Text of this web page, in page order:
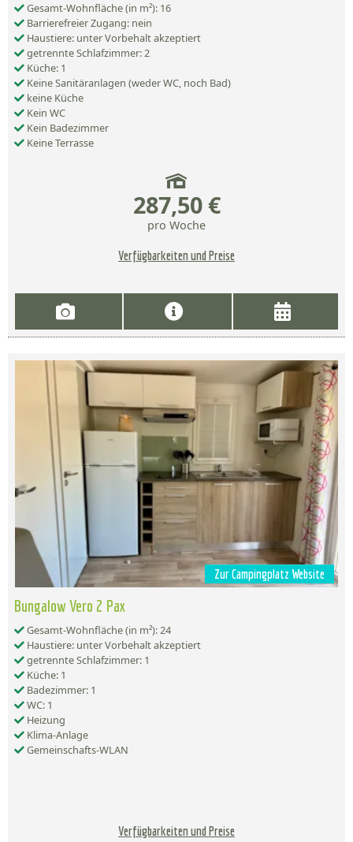
Gesamt-Wohnfläche (in m²): 16
Barrierefreier Zugang: nein
Haustiere: unter Vorbehalt akzeptiert
getrennte Schlafzimmer: 2
Küche: 1
Keine Sanitäranlagen (weder WC, noch Bad)
keine Küche
Kein WC
Kein Badezimmer
Keine Terrasse
287,50 €
pro Woche
Verfügbarkeiten und Preise
Zur Campingplatz Website
Bungalow Vero 2 Pax
Gesamt-Wohnfläche (in m²): 24
Haustiere: unter Vorbehalt akzeptiert
getrennte Schlafzimmer: 1
Küche: 1
Badezimmer: 1
WC: 1
Heizung
Klima-Anlage
Gemeinschafts-WLAN
Verfügbarkeiten und Preise